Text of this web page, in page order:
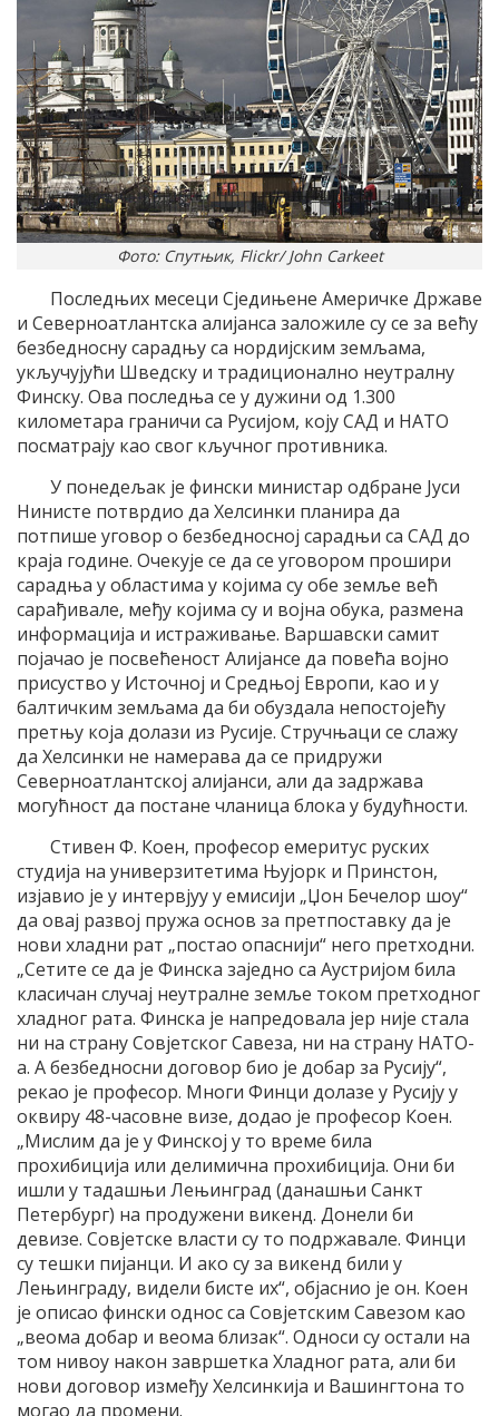
Фото: Спутњик, Flickr/ John Carkeet
Последњих месеци Сједињене Америчке Државе
и Северноатлантска алијанса заложиле су се за већу
безбедносну сарадњу са нордијским земљама,
укључујући Шведску и традиционално неутралну
Финску. Ова последња се у дужини од 1.300
километара граничи са Русијом, коју САД и НАТО
посматрају као свог кључног противника.
У понедељак је фински министар одбране Јуси
Нинисте потврдио да Хелсинки планира да
потпише уговор о безбедносној сарадњи са САД до
краја године. Очекује се да се уговором прошири
сарадња у областима у којима су обе земље већ
сарађивале, међу којима су и војна обука, размена
информација и истраживање. Варшавски самит
појачао је посвећеност Алијансе да повећа војно
присуство у Источној и Средњој Европи, као и у
балтичким земљама да би обуздала непостојећу
претњу која долази из Русије. Стручњаци се слажу
да Хелсинки не намерава да се придружи
Северноатлантској алијанси, али да задржава
могућност да постане чланица блока у будућности.
Стивен Ф. Коен, професор емеритус руских
студија на универзитетима Њујорк и Принстон,
изјавио је у интервјуу у емисији „Џон Бечелор шоу“
да овај развој пружа основ за претпоставку да је
нови хладни рат „постао опаснији“ него претходни.
„Сетите се да је Финска заједно са Аустријом била
класичан случај неутралне земље током претходног
хладног рата. Финска је напредовала јер није стала
ни на страну Совјетског Савеза, ни на страну НАТО-
а. А безбедносни договор био је добар за Русију“,
рекао је професор. Многи Финци долазе у Русију у
оквиру 48-часовне визе, додао је професор Коен.
„Мислим да је у Финској у то време била
прохибиција или делимична прохибиција. Они би
ишли у тадашњи Лењинград (данашњи Санкт
Петербург) на продужени викенд. Донели би
девизе. Совјетске власти су то подржавале. Финци
су тешки пијанци. И ако су за викенд били у
Лењинграду, видели бисте их“, објаснио је он. Коен
је описао фински однос са Совјетским Савезом као
„веома добар и веома близак“. Односи су остали на
том нивоу након завршетка Хладног рата, али би
нови договор између Хелсинкија и Вашингтона то
могао да промени.